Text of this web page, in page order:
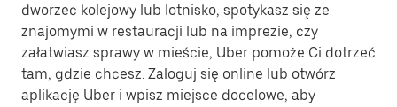
dworzec kolejowy lub lotnisko, spotykasz się ze
znajomymi w restauracji lub na imprezie, czy
załatwiasz sprawy w mieście, Uber pomoże Ci dotrzeć
tam, gdzie chcesz. Zaloguj się online lub otwórz
aplikację Uber i wpisz miejsce docelowe, aby